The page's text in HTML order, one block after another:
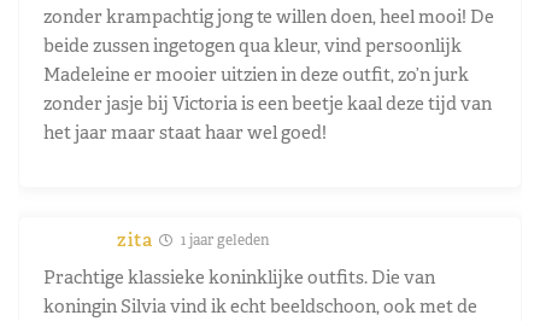
zonder krampachtig jong te willen doen, heel mooi! De
beide zussen ingetogen qua kleur, vind persoonlijk
Madeleine er mooier uitzien in deze outfit, zo’n jurk
zonder jasje bij Victoria is een beetje kaal deze tijd van
het jaar maar staat haar wel goed!
zita 1 jaar geleden
Prachtige klassieke koninklijke outfits. Die van
koningin Silvia vind ik echt beeldschoon, ook met de